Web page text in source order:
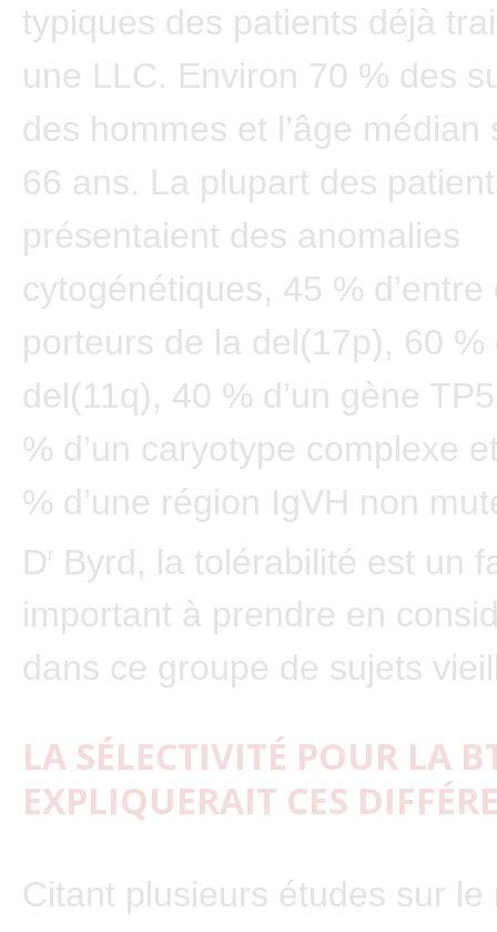
typiques des patients déjà
une LLC. Environ 70 % des
des hommes et l’âge médian
66 ans. La plupart des
présentaient des anomalies
cytogénétiques, 45 %
porteurs de la del(17p), 60 %
del(11q), 40 % d’un gène
% d’un caryotype complexe
% d’une région IgVH non
Dr
Byrd, la tolérabilité est un
important à prendre en
dans ce groupe de sujets
LA SÉLECTIVITÉ POUR LA
EXPLIQUERAIT CES
Citant plusieurs études sur le